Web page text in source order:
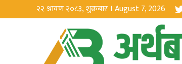
२२ श्रावण २०८३, शुक्रबार । August 7, 2026